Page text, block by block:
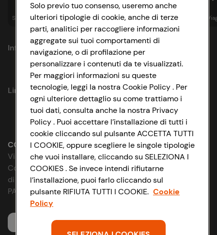
Spesa online Assicurazioni Sapori& Istituzionale
Informazioni
Privacy Policy
Cookie Policy
Impostazioni Cookie
Accessibilità
D&I e Parità di Genere
Strategia Fiscale
Link utili
Lavora con noi
Le cooperative
News & Approfondimenti
Richiami prodotto
Whistleblowing
CONAD SOCIETÀ COOPERATIVA
Via Michelino, 59 | 40127 BOLOGNA
Codice Fiscale e Registro Imprese
di Bologna 00865960157
PARTITA IVA 03320960374
Servizio clienti
Solo previo tuo consenso, useremo anche
ulteriori tipologie di cookie, anche di terze
parti, analitici per raccogliere informazioni
aggregate sui tuoi comportamenti di
navigazione, o di profilazione per
personalizzare i contenuti da te visualizzati.
Per maggiori informazioni su queste
tecnologie, leggi la nostra Cookie Policy . Per
ogni ulteriore dettaglio su come trattiamo i
tuoi dati, consulta anche la nostra Privacy
Policy . Puoi accettare l’installazione di tutti i
cookie cliccando sul pulsante ACCETTA TUTTI
I COOKIE, oppure scegliere le singole tipologie
che vuoi installare, cliccando su SELEZIONA I
COOKIES . Se invece intendi rifiutarne
l’installazione, puoi farlo cliccando sul
pulsante RIFIUTA TUTTI I COOKIE. Cookie
Policy